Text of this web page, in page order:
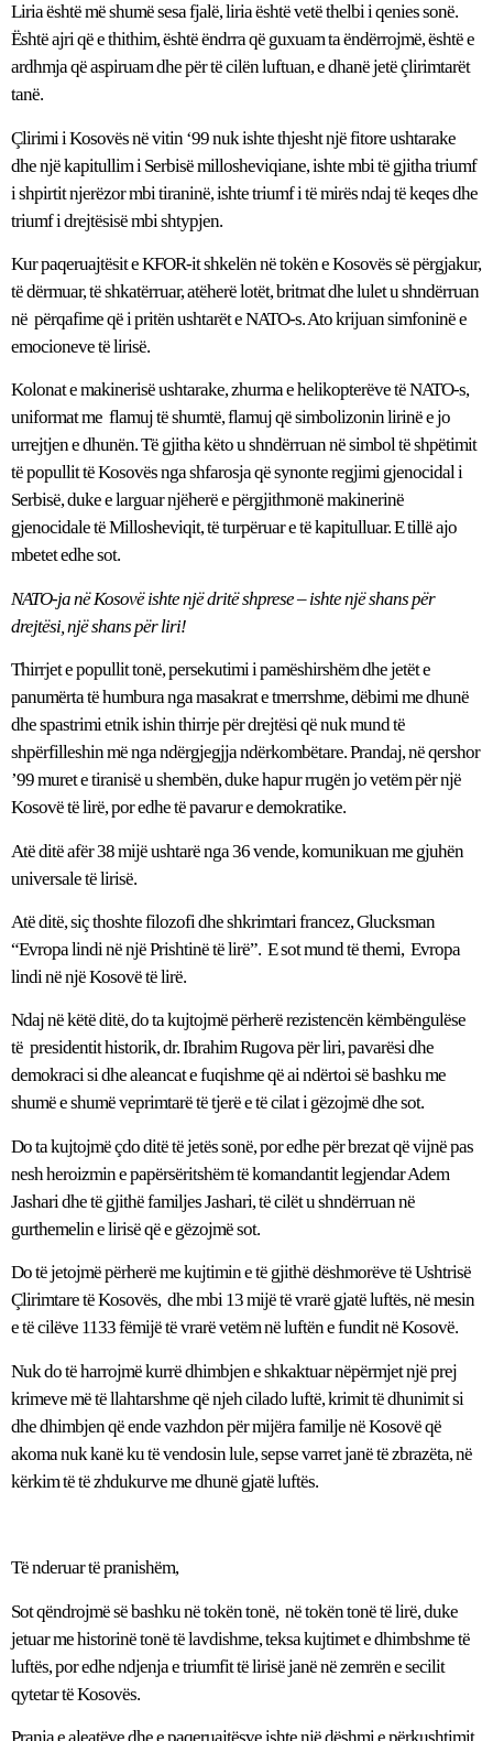
Liria është më shumë sesa fjalë, liria është vetë thelbi i qenies sonë.
Është ajri që e thithim, është ëndrra që guxuam ta ëndërrojmë, është e
ardhmja që aspiruam dhe për të cilën luftuan, e dhanë jetë çlirimtarët
tanë.
Çlirimi i Kosovës në vitin ‘99 nuk ishte thjesht një fitore ushtarake
dhe një kapitullim i Serbisë millosheviqiane, ishte mbi të gjitha triumf
i shpirtit njerëzor mbi tiraninë, ishte triumf i të mirës ndaj të keqes dhe
triumf i drejtësisë mbi shtypjen.
Kur paqeruajtësit e KFOR-it shkelën në tokën e Kosovës së përgjakur,
të dërmuar, të shkatërruar, atëherë lotët, britmat dhe lulet u shndërruan
në përqafime që i pritën ushtarët e NATO-s. Ato krijuan simfoninë e
emocioneve të lirisë.
Kolonat e makinerisë ushtarake, zhurma e helikopterëve të NATO-s,
uniformat me flamuj të shumtë, flamuj që simbolizonin lirinë e jo
urrejtjen e dhunën. Të gjitha këto u shndërruan në simbol të shpëtimit
të popullit të Kosovës nga shfarosja që synonte regjimi gjenocidal i
Serbisë, duke e larguar njëherë e përgjithmonë makinerinë
gjenocidale të Millosheviqit, të turpëruar e të kapitulluar. E tillë ajo
mbetet edhe sot.
NATO-ja në Kosovë ishte një dritë shprese – ishte një shans për
drejtësi, një shans për liri!
Thirrjet e popullit tonë, persekutimi i pamëshirshëm dhe jetët e
panumërta të humbura nga masakrat e tmerrshme, dëbimi me dhunë
dhe spastrimi etnik ishin thirrje për drejtësi që nuk mund të
shpërfilleshin më nga ndërgjegjja ndërkombëtare. Prandaj, në qershor
’99 muret e tiranisë u shembën, duke hapur rrugën jo vetëm për një
Kosovë të lirë, por edhe të pavarur e demokratike.
Atë ditë afër 38 mijë ushtarë nga 36 vende, komunikuan me gjuhën
universale të lirisë.
Atë ditë, siç thoshte filozofi dhe shkrimtari francez, Glucksman
“Evropa lindi në një Prishtinë të lirë”. E sot mund të themi, Evropa
lindi në një Kosovë të lirë.
Ndaj në këtë ditë, do ta kujtojmë përherë rezistencën këmbëngulëse
të presidentit historik, dr. Ibrahim Rugova për liri, pavarësi dhe
demokraci si dhe aleancat e fuqishme që ai ndërtoi së bashku me
shumë e shumë veprimtarë të tjerë e të cilat i gëzojmë dhe sot.
Do ta kujtojmë çdo ditë të jetës sonë, por edhe për brezat që vijnë pas
nesh heroizmin e papërsëritshëm të komandantit legjendar Adem
Jashari dhe të gjithë familjes Jashari, të cilët u shndërruan në
gurthemelin e lirisë që e gëzojmë sot.
Do të jetojmë përherë me kujtimin e të gjithë dëshmorëve të Ushtrisë
Çlirimtare të Kosovës, dhe mbi 13 mijë të vrarë gjatë luftës, në mesin
e të cilëve 1133 fëmijë të vrarë vetëm në luftën e fundit në Kosovë.
Nuk do të harrojmë kurrë dhimbjen e shkaktuar nëpërmjet një prej
krimeve më të llahtarshme që njeh cilado luftë, krimit të dhunimit si
dhe dhimbjen që ende vazhdon për mijëra familje në Kosovë që
akoma nuk kanë ku të vendosin lule, sepse varret janë të zbrazëta, në
kërkim të të zhdukurve me dhunë gjatë luftës.
Të nderuar të pranishëm,
Sot qëndrojmë së bashku në tokën tonë, në tokën tonë të lirë, duke
jetuar me historinë tonë të lavdishme, teksa kujtimet e dhimbshme të
luftës, por edhe ndjenja e triumfit të lirisë janë në zemrën e secilit
qytetar të Kosovës.